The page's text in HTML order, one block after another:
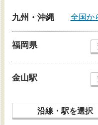
九州・沖縄 全国か
福岡県
金山駅
沿線・駅を選択